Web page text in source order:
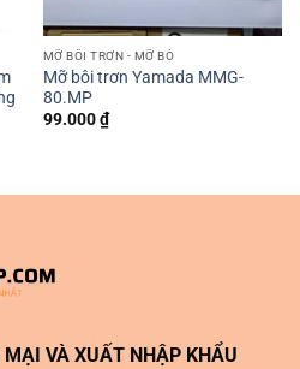
MỠ BÔI TRƠN - MỠ BÒ
Mỡ bôi trơn Yamada MMG-
80.MP
99.000₫
VÀ XUẤT NHẬP KHẨU